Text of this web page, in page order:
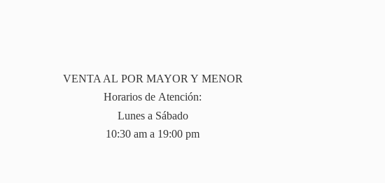
VENTA AL POR MAYOR Y MENOR
Horarios de Atención:
Lunes a Sábado
10:30 am a 19:00 pm